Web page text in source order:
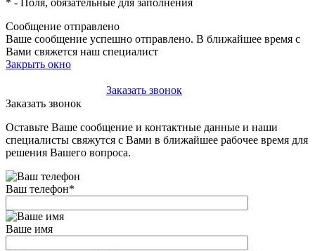
* - Поля, обязательные для заполнения
Сообщение отправлено
Ваше сообщение успешно отправлено. В ближайшее время с
Вами свяжется наш специалист
Закрыть окно
Заказать звонок
Заказать звонок
Оставьте Ваше сообщение и контактные данные и наши
специалисты свяжутся с Вами в ближайшее рабочее время для
решения Вашего вопроса.
Ваш телефон*
Ваше имя